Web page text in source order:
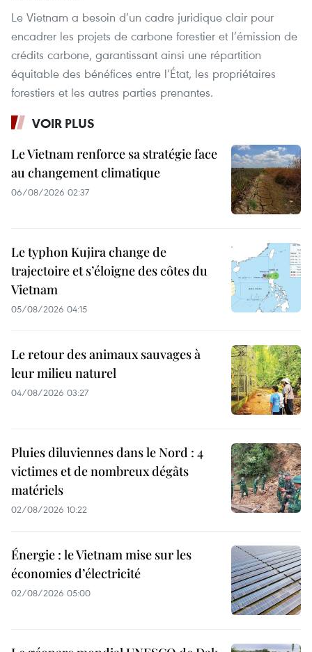
Le Vietnam a besoin d’un cadre juridique clair pour
encadrer les projets de carbone forestier et l’émission de
crédits carbone, garantissant ainsi une répartition
équitable des bénéfices entre l’État, les propriétaires
forestiers et les autres parties prenantes.
VOIR PLUS
Le Vietnam renforce sa stratégie face
au changement climatique
06/08/2026 02:37
Le typhon Kujira change de
trajectoire et s’éloigne des côtes du
Vietnam
05/08/2026 04:15
Le retour des animaux sauvages à
leur milieu naturel
04/08/2026 03:27
Pluies diluviennes dans le Nord : 4
victimes et de nombreux dégâts
matériels
02/08/2026 10:22
Énergie : le Vietnam mise sur les
économies d’électricité
02/08/2026 05:00